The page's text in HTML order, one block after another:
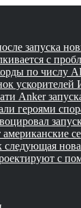
запуска
с
по числу
ускорителей
Anker
героями
следующая
с